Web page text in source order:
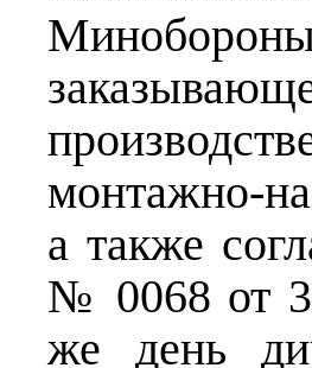
монтажно-
а также
№ 0068 от
же день